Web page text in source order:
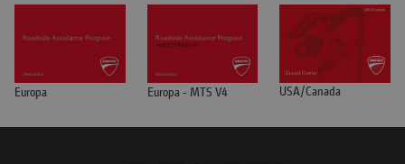
Europa Europa - MTS V4 USA/Canada